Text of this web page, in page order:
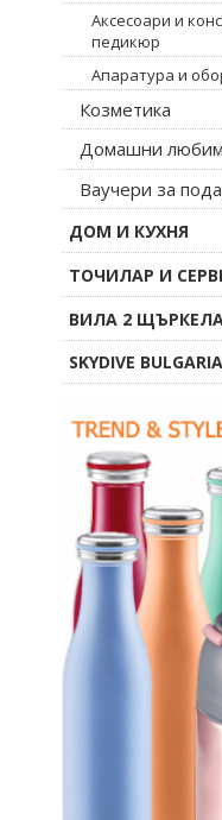
Аксесоари и
педикюр
Апаратура и
Козметика
Домашни
Ваучери за
ДОМ И КУХНЯ
ТОЧИЛАР И
ВИЛА 2
SKYDIVE BULGARIA